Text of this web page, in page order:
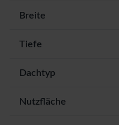
Breite
Tiefe
Dachtyp
Nutzfläche